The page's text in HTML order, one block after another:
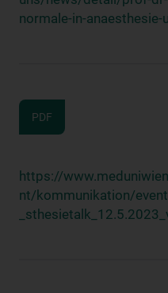
normale-in-
PDF
https://
nt/kommunikation/